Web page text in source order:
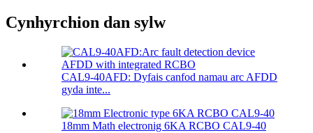
Cynhyrchion dan sylw
CAL9-40AFD: Dyfais canfod namau arc AFDD
gyda inte...
18mm Math electronig 6KA RCBO CAL9-40